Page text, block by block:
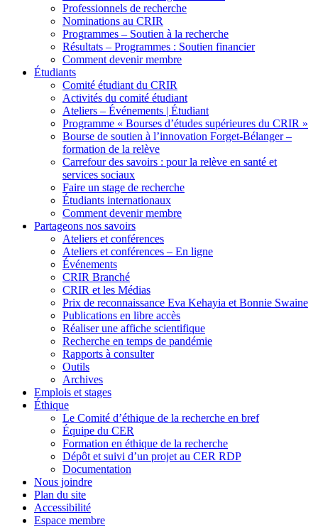
Professionnels de recherche
Nominations au CRIR
Programmes – Soutien à la recherche
Résultats – Programmes : Soutien financier
Comment devenir membre
Étudiants
Comité étudiant du CRIR
Activités du comité étudiant
Ateliers – Événements | Étudiant
Programme « Bourses d’études supérieures du CRIR »
Bourse de soutien à l’innovation Forget-Bélanger –
formation de la relève
Carrefour des savoirs : pour la relève en santé et
services sociaux
Faire un stage de recherche
Étudiants internationaux
Comment devenir membre
Partageons nos savoirs
Ateliers et conférences
Ateliers et conférences – En ligne
Événements
CRIR Branché
CRIR et les Médias
Prix de reconnaissance Eva Kehayia et Bonnie Swaine
Publications en libre accès
Réaliser une affiche scientifique
Recherche en temps de pandémie
Rapports à consulter
Outils
Archives
Emplois et stages
Éthique
Le Comité d’éthique de la recherche en bref
Équipe du CER
Formation en éthique de la recherche
Dépôt et suivi d’un projet au CER RDP
Documentation
Nous joindre
Plan du site
Accessibilité
Espace membre